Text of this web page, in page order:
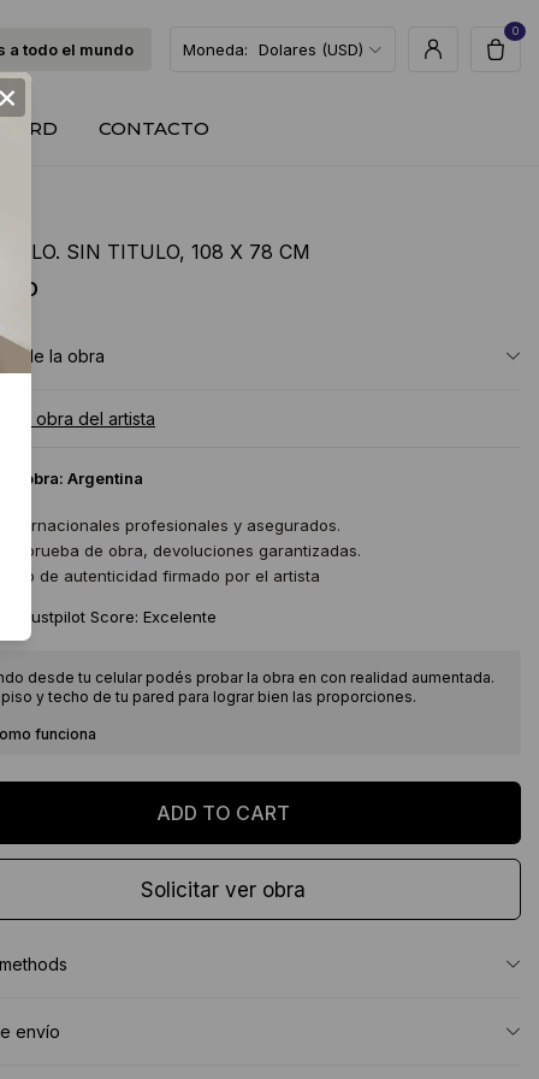
a todo el mundo Moneda: Dolares (USD)
0
CONTACTO
SIN TITULO, 108 X 78 CM
de la obra
la obra del artista
la obra: Argentina
internacionales profesionales y asegurados.
prueba de obra, devoluciones garantizadas.
de autenticidad firmado por el artista
Trustpilot Score: Excelente
desde tu celular podés probar la obra en con realidad aumentada.
y techo de tu pared para lograr bien las proporciones.
funciona
Solicitar ver obra
envío